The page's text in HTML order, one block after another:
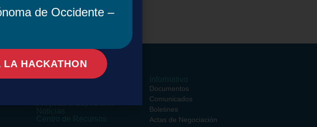
Acuerdos Transformativos
Documentos
Comunicados
Boletines
Actas de Negociación
de Occidente –
HACKATHON